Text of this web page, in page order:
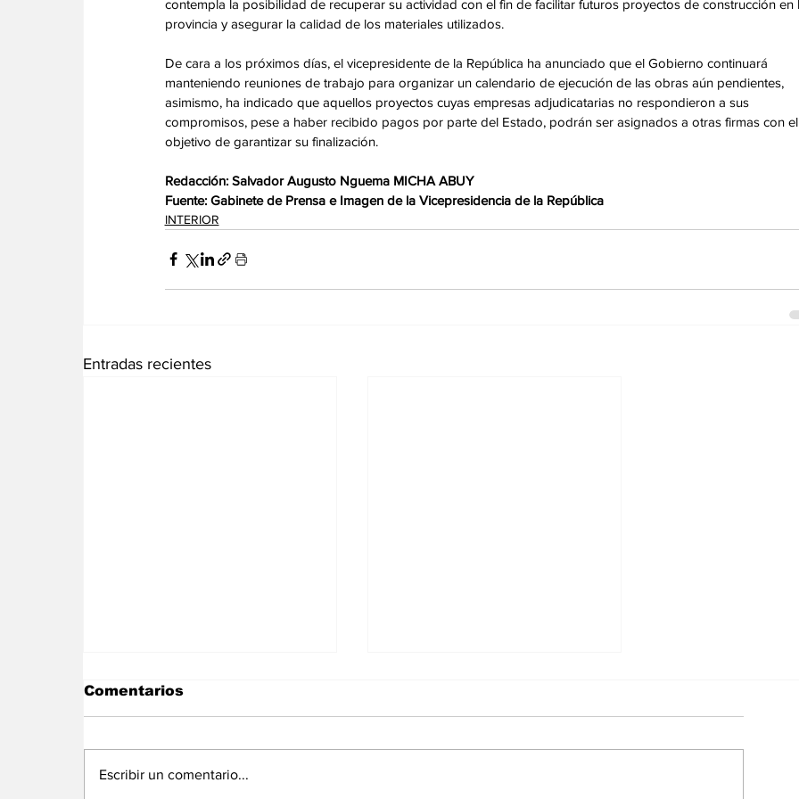
contempla la posibilidad de recuperar su actividad con el fin de facilitar futuros proyectos de construcción en
provincia y asegurar la calidad de los materiales utilizados.
De cara a los próximos días, el vicepresidente de la República ha anunciado que el Gobierno continuará
manteniendo reuniones de trabajo para organizar un calendario de ejecución de las obras aún pendientes,
asimismo, ha indicado que aquellos proyectos cuyas empresas adjudicatarias no respondieron a sus
compromisos, pese a haber recibido pagos por parte del Estado, podrán ser asignados a otras firmas con
objetivo de garantizar su finalización.
Redacción: Salvador Augusto Nguema MICHA ABUY
Fuente: Gabinete de Prensa e Imagen de la Vicepresidencia de la República
INTERIOR
Entradas recientes
Comentarios
Escribir un comentario...